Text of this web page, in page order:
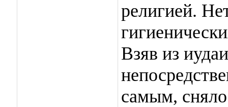
религией.
Взяв из
самым, сняло